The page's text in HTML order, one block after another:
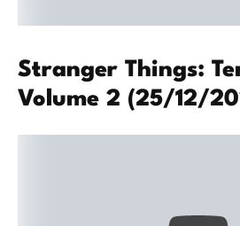
Stranger Things:
Volume 2 (25/12/